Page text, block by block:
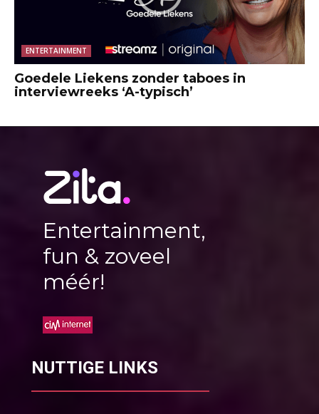
ENTERTAINMENT
Goedele Liekens zonder taboes in
interviewreeks ‘A-typisch’
Entertainment,
fun & zoveel
méér!
NUTTIGE LINKS